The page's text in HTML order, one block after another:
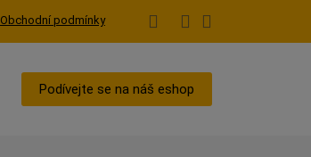
Obchodní podmínky
VyhledáváníPodívejte se na náš eshop